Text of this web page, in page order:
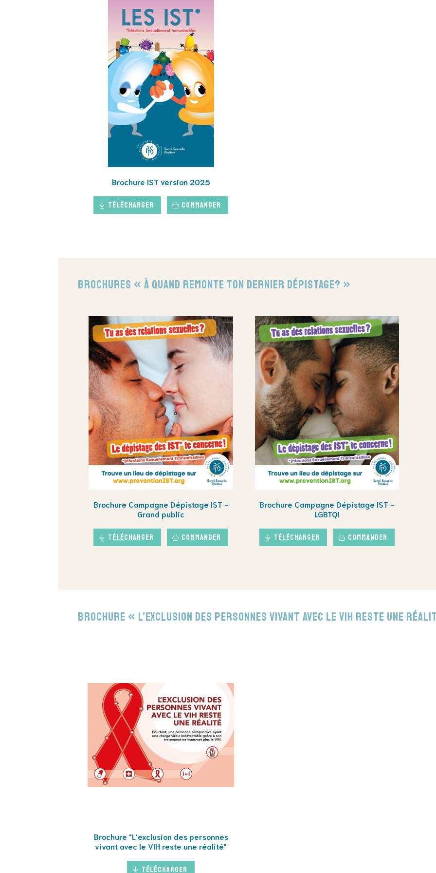
Brochure IST version 2025
Télécharger Commander
Brochures « À quand remonte ton dernier dépistage? »
Brochure Campagne Dépistage IST -
Grand public
Télécharger Commander
Brochure Campagne Dépistage IST -
LGBTQI
Télécharger Commander
Brochure « L’exclusion des personnes vivant avec le VIH reste une
Brochure "L'exclusion des personnes
vivant avec le VIH reste une réalité"
Télécharger